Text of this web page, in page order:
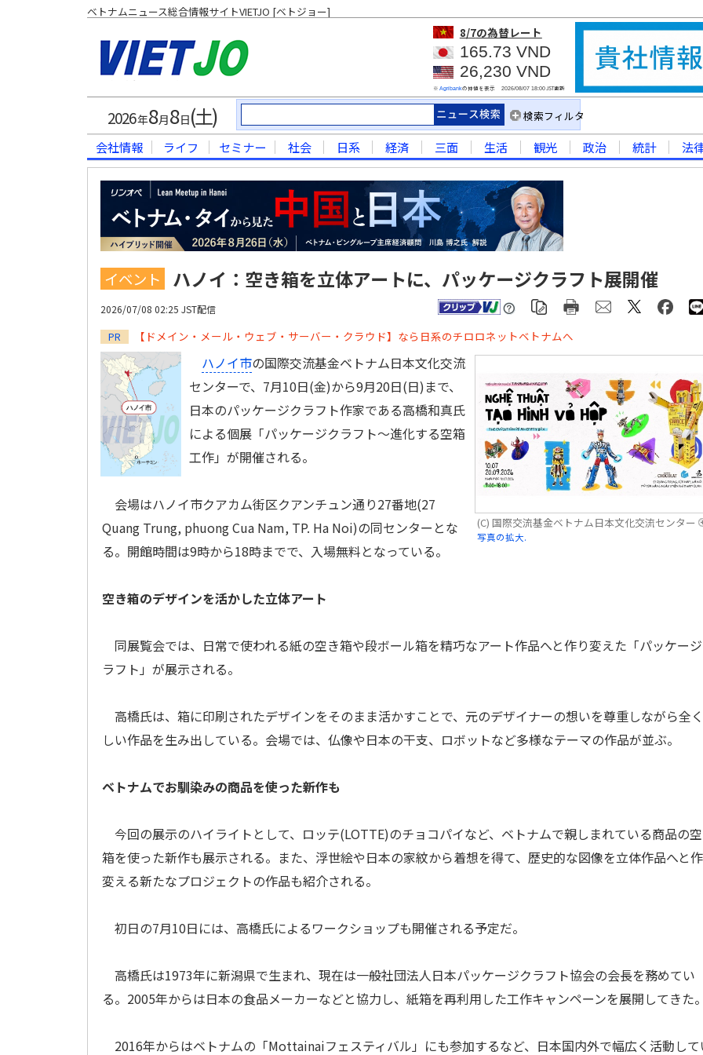
ベトナムニュース総合情報サイトVIETJO [ベトジョー]
8/7の為替レート
165.73 VND
26,230 VND
※ Agribankの仲値を表示 2026/08/07 18:00JST更新
2026年8月8日(土) 検索フィルタ
会社情報 ライフ セミナー 社会 日系 経済 三面 生活 観光 政治 統計 法
イベント ハノイ：空き箱を立体アートに、パッケージクラフト展開催
2026/07/08 02:25 JST配信
PR 【ドメイン・メール・ウェブ・サーバー・クラウド】なら日系のチロロネットベトナムへ
(C) 国際交流基金ベトナム日本文化交流センター
写真の拡大.
ハノイ市の国際交流基金ベトナム日本文化交流
センターで、7月10日(金)から9月20日(日)まで、
日本のパッケージクラフト作家である高橋和真氏
による個展「パッケージクラフト～進化する空箱
工作」が開催される。
会場はハノイ市クアカム街区クアンチュン通り27番地(27
Quang Trung, phuong Cua Nam, TP. Ha Noi)の同センターとな
る。開館時間は9時から18時までで、入場無料となっている。
空き箱のデザインを活かした立体アート
同展覧会では、日常で使われる紙の空き箱や段ボール箱を精巧なアート作品へと作り変えた「パッケー
ラフト」が展示される。
高橋氏は、箱に印刷されたデザインをそのまま活かすことで、元のデザイナーの想いを尊重しながら全
しい作品を生み出している。会場では、仏像や日本の干支、ロボットなど多様なテーマの作品が並ぶ。
ベトナムでお馴染みの商品を使った新作も
今回の展示のハイライトとして、ロッテ(LOTTE)のチョコパイなど、ベトナムで親しまれている商品の
箱を使った新作も展示される。また、浮世絵や日本の家紋から着想を得て、歴史的な図像を立体作品へと
変える新たなプロジェクトの作品も紹介される。
初日の7月10日には、高橋氏によるワークショップも開催される予定だ。
高橋氏は1973年に新潟県で生まれ、現在は一般社団法人日本パッケージクラフト協会の会長を務めてい
る。2005年からは日本の食品メーカーなどと協力し、紙箱を再利用した工作キャンペーンを展開してきた
2016年からはベトナムの「Mottainaiフェスティバル」にも参加するなど、日本国内外で幅広く活動し